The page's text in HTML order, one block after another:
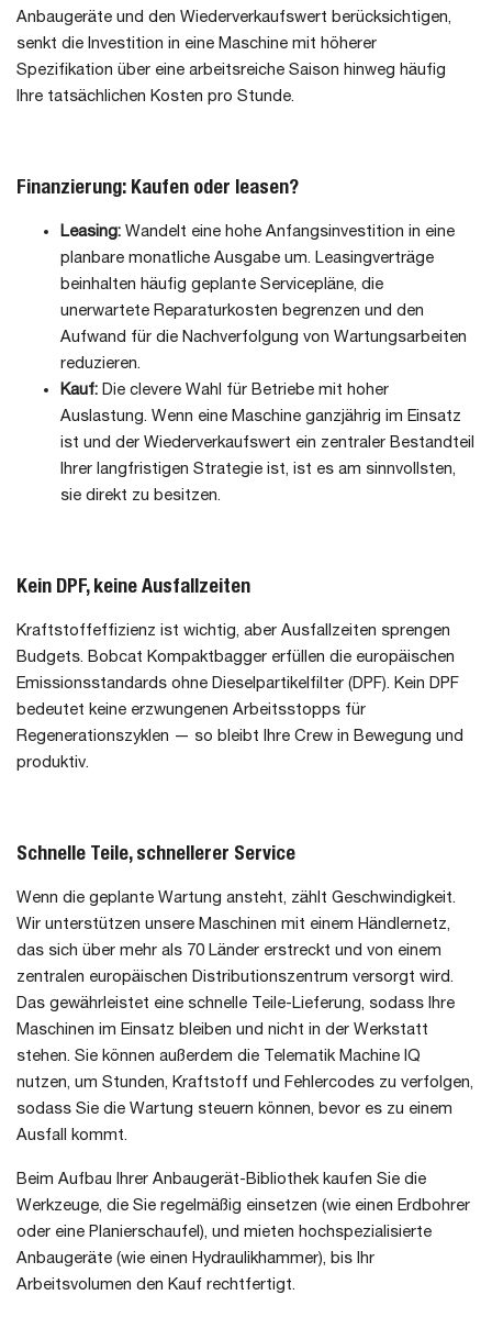
Anbaugeräte und den Wiederverkaufswert berücksichtigen,
senkt die Investition in eine Maschine mit höherer
Spezifikation über eine arbeitsreiche Saison hinweg häufig
Ihre tatsächlichen Kosten pro Stunde.
Finanzierung: Kaufen oder leasen?
Leasing: Wandelt eine hohe Anfangsinvestition in eine
planbare monatliche Ausgabe um. Leasingverträge
beinhalten häufig geplante Servicepläne, die
unerwartete Reparaturkosten begrenzen und den
Aufwand für die Nachverfolgung von Wartungsarbeiten
reduzieren.
Kauf: Die clevere Wahl für Betriebe mit hoher
Auslastung. Wenn eine Maschine ganzjährig im Einsatz
ist und der Wiederverkaufswert ein zentraler Bestandteil
Ihrer langfristigen Strategie ist, ist es am sinnvollsten,
sie direkt zu besitzen.
Kein DPF, keine Ausfallzeiten
Kraftstoffeffizienz ist wichtig, aber Ausfallzeiten sprengen
Budgets. Bobcat Kompaktbagger erfüllen die europäischen
Emissionsstandards ohne Dieselpartikelfilter (DPF). Kein DPF
bedeutet keine erzwungenen Arbeitsstopps für
Regenerationszyklen — so bleibt Ihre Crew in Bewegung und
produktiv.
Schnelle Teile, schnellerer Service
Wenn die geplante Wartung ansteht, zählt Geschwindigkeit.
Wir unterstützen unsere Maschinen mit einem Händlernetz,
das sich über mehr als 70 Länder erstreckt und von einem
zentralen europäischen Distributionszentrum versorgt wird.
Das gewährleistet eine schnelle Teile-Lieferung, sodass Ihre
Maschinen im Einsatz bleiben und nicht in der Werkstatt
stehen. Sie können außerdem die Telematik Machine IQ
nutzen, um Stunden, Kraftstoff und Fehlercodes zu verfolgen,
sodass Sie die Wartung steuern können, bevor es zu einem
Ausfall kommt.
Beim Aufbau Ihrer Anbaugerät-Bibliothek kaufen Sie die
Werkzeuge, die Sie regelmäßig einsetzen (wie einen Erdbohrer
oder eine Planierschaufel), und mieten hochspezialisierte
Anbaugeräte (wie einen Hydraulikhammer), bis Ihr
Arbeitsvolumen den Kauf rechtfertigt.